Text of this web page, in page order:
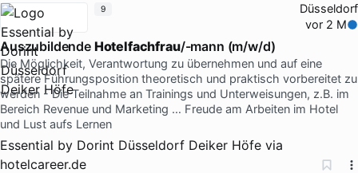
Düsseldorf
vor 2 M
Auszubildende Hotelfachfrau/-mann (m/w/d)
Die Möglichkeit, Verantwortung zu übernehmen und auf eine
spätere Führungsposition theoretisch und praktisch vorbereitet zu
werden - Die Teilnahme an Trainings und Unterweisungen, z.B. im
Bereich Revenue und Marketing … Freude am Arbeiten im Hotel
und Lust aufs Lernen
Essential by Dorint Düsseldorf Deiker Höfe via
hotelcareer.de
9